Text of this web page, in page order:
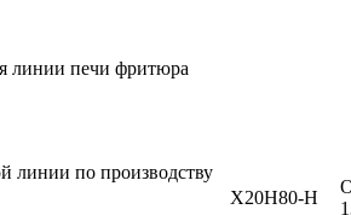
линии печи фритюра
линии по производству
Х20Н80-Н